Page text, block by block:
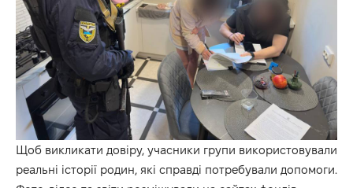
Щоб викликати довіру, учасники групи використовували
реальні історії родин, які справді потребували допомоги.